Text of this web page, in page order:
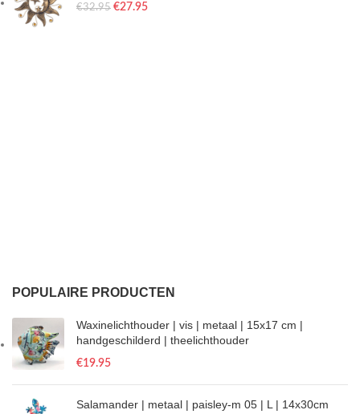
€32.95 €27.95
POPULAIRE PRODUCTEN
Waxinelichthouder | vis | metaal | 15x17 cm |
handgeschilderd | theelichthouder
€19.95
Salamander | metaal | paisley-m 05 | L | 14x30cm